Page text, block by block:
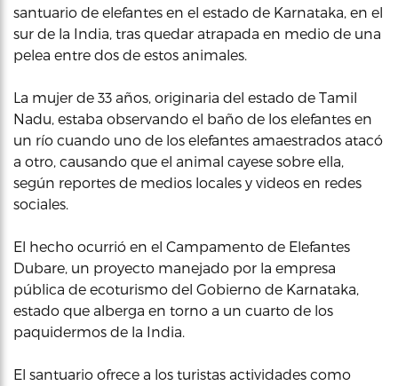
santuario de elefantes en el estado de Karnataka, en el
sur de la India, tras quedar atrapada en medio de una
pelea entre dos de estos animales.
La mujer de 33 años, originaria del estado de Tamil
Nadu, estaba observando el baño de los elefantes en
un río cuando uno de los elefantes amaestrados atacó
a otro, causando que el animal cayese sobre ella,
según reportes de medios locales y videos en redes
sociales.
El hecho ocurrió en el Campamento de Elefantes
Dubare, un proyecto manejado por la empresa
pública de ecoturismo del Gobierno de Karnataka,
estado que alberga en torno a un cuarto de los
paquidermos de la India.
El santuario ofrece a los turistas actividades como